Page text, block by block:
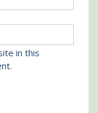
in this